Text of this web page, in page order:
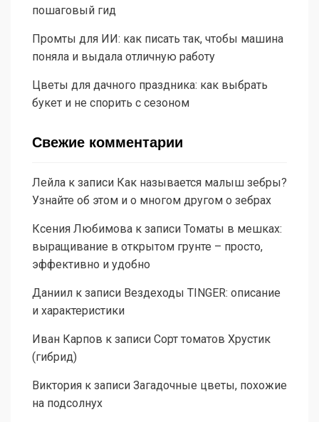
пошаговый гид
Промты для ИИ: как писать так, чтобы машина
поняла и выдала отличную работу
Цветы для дачного праздника: как выбрать
букет и не спорить с сезоном
Свежие комментарии
Лейла к записи Как называется малыш зебры?
Узнайте об этом и о многом другом о зебрах
Ксения Любимова к записи Томаты в мешках:
выращивание в открытом грунте – просто,
эффективно и удобно
Даниил к записи Вездеходы TINGER: описание
и характеристики
Иван Карпов к записи Сорт томатов Хрустик
(гибрид)
Виктория к записи Загадочные цветы, похожие
на подсолнух